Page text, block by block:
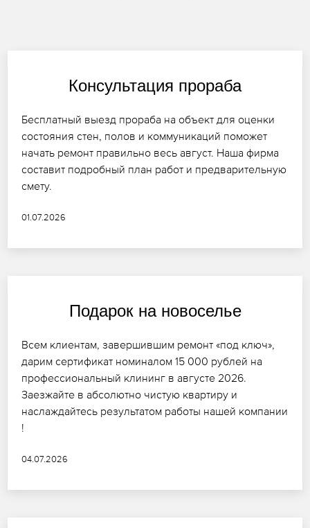
Консультация прораба
Бесплатный выезд прораба на объект для оценки
состояния стен, полов и коммуникаций поможет
начать ремонт правильно весь август. Наша фирма
составит подробный план работ и предварительную
смету.
01.07.2026
Подарок на новоселье
Всем клиентам, завершившим ремонт «под ключ»,
дарим сертификат номиналом 15 000 рублей на
профессиональный клининг в августе 2026.
Заезжайте в абсолютно чистую квартиру и
наслаждайтесь результатом работы нашей компании
!
04.07.2026